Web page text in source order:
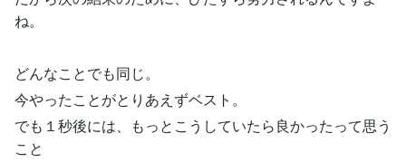
ね。
どんなことでも同じ。
今やったことがとりあえずベスト。
でも１秒後には、もっとこうしていたら良かったって思う
こと